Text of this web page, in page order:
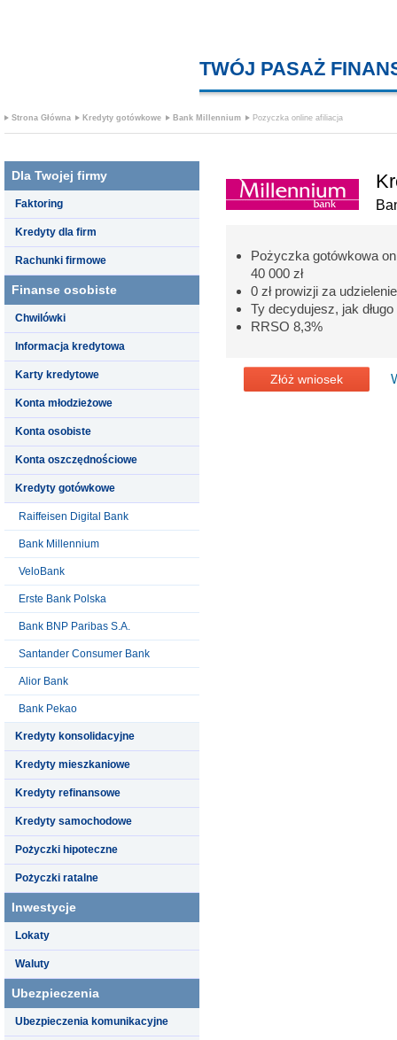
TWÓJ PASAŻ
Strona Główna Kredyty gotówkowe Bank Millennium Pozyczka online afiliacja
Dla Twojej firmy
Faktoring
Kredyty dla firm
Rachunki firmowe
Finanse osobiste
Chwilówki
Informacja kredytowa
Karty kredytowe
Konta młodzieżowe
Konta osobiste
Konta oszczędnościowe
Kredyty gotówkowe
Raiffeisen Digital Bank
Bank Millennium
VeloBank
Erste Bank Polska
Bank BNP Paribas S.A.
Santander Consumer Bank
Alior Bank
Bank Pekao
Kredyty konsolidacyjne
Kredyty mieszkaniowe
Kredyty refinansowe
Kredyty samochodowe
Pożyczki hipoteczne
Pożyczki ratalne
Inwestycje
Lokaty
Waluty
Ubezpieczenia
Ubezpieczenia komunikacyjne
Pożyczka gotówkowa
40 000 zł
0 zł prowizji za
Ty decydujesz, jak
RRSO 8,3%
Złóż wniosek